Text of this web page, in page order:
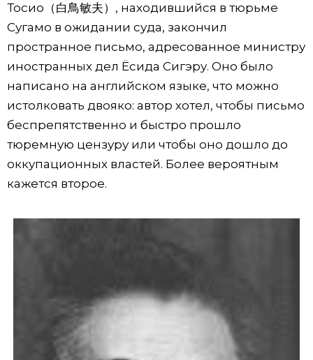
Культура
Жизнь
Технологии
Токио
От редакции
Тосио（白鳥敏夫）, находившийся в тюрьме
Сугамо в ожидании суда, закончил
пространное письмо, адресованное министру
иностранных дел Ёсида Сигэру. Оно было
написано на английском языке, что можно
истолковать двояко: автор хотел, чтобы письмо
беспрепятственно и быстро прошло
тюремную цензуру или чтобы оно дошло до
оккупационных властей. Более вероятным
кажется второе.